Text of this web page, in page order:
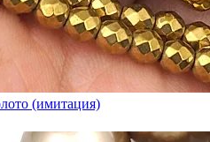
(имитация)